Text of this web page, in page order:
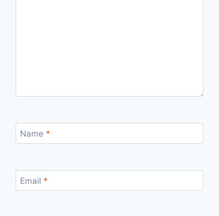
Name *
Email *